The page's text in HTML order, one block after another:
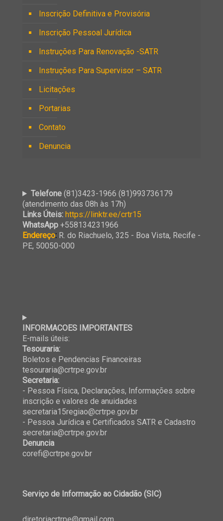
Inscrição Definitiva e Provisória
Inscrição Pessoal Jurídica
Instruções Para Renovação -SATR
Instruções Para Supervisor – SATR
Licitações
Portarias
Contato
Denuncia
Telefone(81)3423-1966 (81)993736179
(atendimento das 08h às 17h)
Links Úteis: https://linktr.ee/crtr15
WhatsApp +558134231966
Endereço: R. do Riachuelo, 325 - Boa Vista, Recife -
PE, 50050-000
INFORMACOES IMPORTANTES
E-mails úteis:
Tesouraria:
Boletos e Pendencias Financeiras
tesouraria@crtrpe.gov.br
Secretaria:
- Pessoa Física, Declarações, Informações sobre
inscrição e valores de anuidades
secretaria15regiao@crtrpe.gov.br
- Pessoa Jurídica e Certificados SATR e Cadastro
secretaria@crtrpe.gov.br
Denuncia
corefi@crtrpe.gov.br
Serviço de Informação ao Cidadão (SIC)